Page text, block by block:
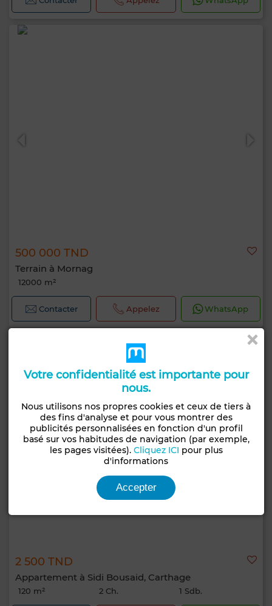
500 000 TND
Terrain à Mornag
12000 m²
Contacter Appelez WhatsApp
2 500 TND
Appartement à Sidi Bousaid, Carthage
120 m² 2 Ch. 1 Sdb.
Votre confidentialité est importante pour
nous.
Nous utilisons nos propres cookies et ceux de tiers à
des fins d'analyse et pour vous montrer des
publicités personnalisées en fonction d'un profil
basé sur vos habitudes de navigation (par exemple,
les pages visitées). Cliquez ICI pour plus
d'informations
Accepter